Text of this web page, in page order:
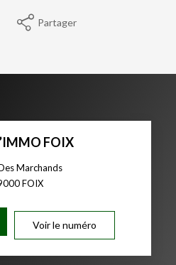
Partager
FOIX
Marchands
FOIX
Voir le numéro